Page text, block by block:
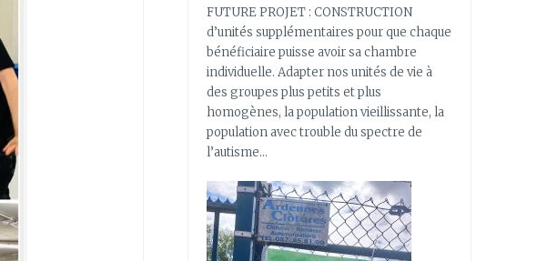
FUTURE PROJET : CONSTRUCTION
d’unités supplémentaires pour que chaque
bénéficiaire puisse avoir sa chambre
individuelle. Adapter nos unités de vie à
des groupes plus petits et plus
homogènes, la population vieillissante, la
population avec trouble du spectre de
l’autisme…